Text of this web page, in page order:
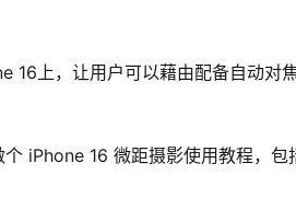
16上，让用户可以藉由配备自动对
iPhone 16 微距摄影使用教程，包